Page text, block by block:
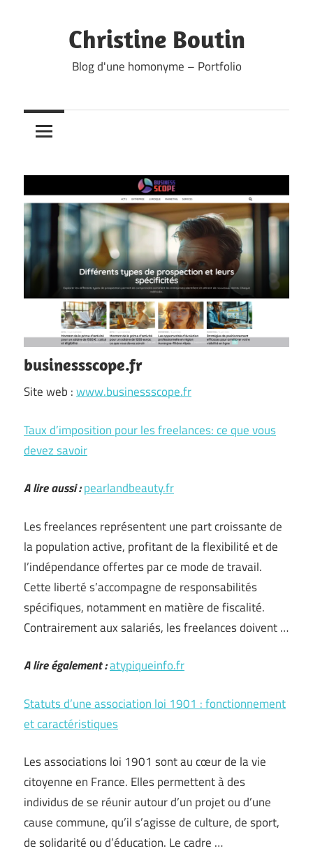
Christine Boutin
Blog d'une homonyme – Portfolio
businessscope.fr
Site web :www.businessscope.fr
Taux d’imposition pour les freelances: ce que vous
devez savoir
A lire aussi :pearlandbeauty.fr
Les freelances représentent une part croissante de
la population active, profitant de la flexibilité et de
l’indépendance offertes par ce mode de travail.
Cette liberté s’accompagne de responsabilités
spécifiques, notamment en matière de fiscalité.
Contrairement aux salariés, les freelances doivent …
A lire également :atypiqueinfo.fr
Statuts d’une association loi 1901 : fonctionnement
et caractéristiques
Les associations loi 1901 sont au cœur de la vie
citoyenne en France. Elles permettent à des
individus de se réunir autour d’un projet ou d’une
cause commune, qu’il s’agisse de culture, de sport,
de solidarité ou d’éducation. Le cadre …